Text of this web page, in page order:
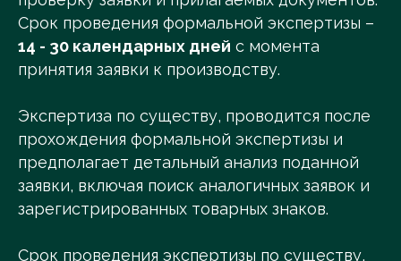
Срок проведения формальной экспертизы –
14 - 30 календарных дней с момента
принятия заявки к производству.
Экспертиза по существу, проводится после
прохождения формальной экспертизы и
предполагает детальный анализ поданной
заявки, включая поиск аналогичных заявок и
зарегистрированных товарных знаков.
Срок проведения экспертизы по существу,